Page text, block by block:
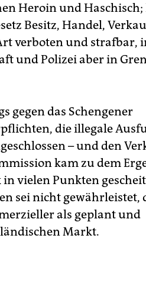
Heroin und Haschisch;
Besitz, Handel,
verboten und strafbar,
und Polizei aber in
gegen das Schengener
die illegale
– und den
kam zu dem
vielen Punkten
sei nicht gewährleistet,
als geplant und
Markt.